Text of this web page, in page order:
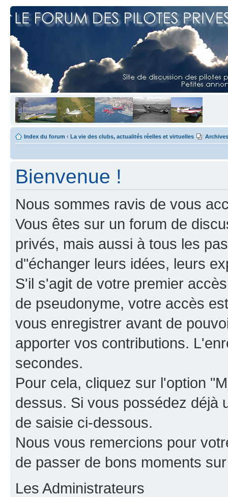
Index du forum ‹ La vie des clubs, actualités réelles et virtuelles Archives
Bienvenue !
Nous sommes ravis de vous
Vous êtes sur un forum de
privés, mais aussi à tous les
d"échanger leurs idées, leurs
S'il s'agit de votre premier
de pseudonyme, votre accès
vous enregistrer avant de
apporter vos contributions.
secondes.
Pour cela, cliquez sur l'option
dessus. Si vous possédez déjà
de saisie ci-dessous.
Nous vous remercions pour
de passer de bons moments
Les Administrateurs